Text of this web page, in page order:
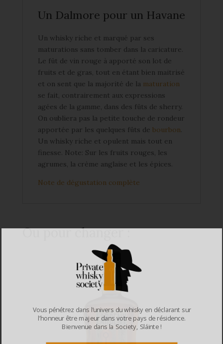
Un Dalmore pour un Havane
Un whisky riche et marqué par ses
maturations sans tomber dans la caricature.
Le fût de vin rouge à apporté son lot de
fruits et de gras, tout en étant bien maitrisé
et on sent que la majorité de la maturation
se fait, contrairement aux expressions
agées de la gamme, dans des fûts de sherry.
On oubliera pas la petite touche de rondeur
apportée par les quelques fûts de bourbon.
Un whisky riche et opulent mais tout en
finesse. Note: Sur les fruits rouges, les
agrumes, la crème anglaise et les épices.
Note de dégustation complète
Ou pour changer :
Vous pénétrez dans l’univers du whisky en déclarant sur
l’honneur être majeur dans votre pays de résidence.
Bienvenue dans la Society, Sláinte !